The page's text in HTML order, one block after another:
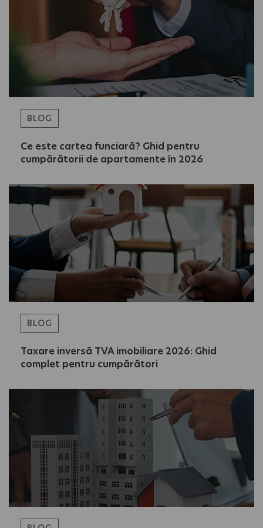
BLOG
Ce este cartea funciară? Ghid pentru
cumpărătorii de apartamente în 2026
BLOG
Taxare inversă TVA imobiliare 2026: Ghid
complet pentru cumpărători